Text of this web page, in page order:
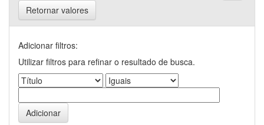
Retornar valores
Adicionar filtros:
Utilizar filtros para refinar o resultado de busca.